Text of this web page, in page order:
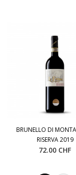
BRUNELLO DI
RISERVA 2019
72.00 CHF